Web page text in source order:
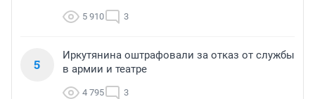
5 910 3
5
Иркутянина оштрафовали за отказ от службы
в армии и театре
4 795 3